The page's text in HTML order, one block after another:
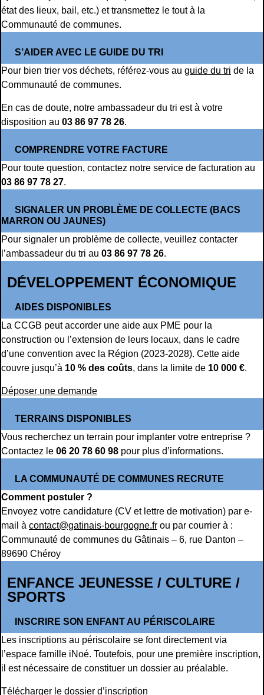
état des lieux, bail, etc.) et transmettez le tout à la
Communauté de communes.
S’AIDER AVEC LE GUIDE DU TRI
Pour bien trier vos déchets, référez-vous au guide du tri de la
Communauté de communes.
En cas de doute, notre ambassadeur du tri est à votre
disposition au 03 86 97 78 26.
COMPRENDRE VOTRE FACTURE
Pour toute question, contactez notre service de facturation au
03 86 97 78 27.
SIGNALER UN PROBLÈME DE COLLECTE (BACS
MARRON OU JAUNES)
Pour signaler un problème de collecte, veuillez contacter
l’ambassadeur du tri au 03 86 97 78 26.
DÉVELOPPEMENT ÉCONOMIQUE
AIDES DISPONIBLES
La CCGB peut accorder une aide aux PME pour la
construction ou l’extension de leurs locaux, dans le cadre
d’une convention avec la Région (2023-2028). Cette aide
couvre jusqu’à 10 % des coûts, dans la limite de 10 000 €.
Déposer une demande
TERRAINS DISPONIBLES
Vous recherchez un terrain pour implanter votre entreprise ?
Contactez le 06 20 78 60 98 pour plus d’informations.
LA COMMUNAUTÉ DE COMMUNES RECRUTE
Comment postuler ?
Envoyez votre candidature (CV et lettre de motivation) par e-
mail à contact@gatinais-bourgogne.fr ou par courrier à :
Communauté de communes du Gâtinais – 6, rue Danton –
89690 Chéroy
ENFANCE JEUNESSE / CULTURE /
SPORTS
INSCRIRE SON ENFANT AU PÉRISCOLAIRE
Les inscriptions au périscolaire se font directement via
l’espace famille iNoé. Toutefois, pour une première inscription,
il est nécessaire de constituer un dossier au préalable.
Télécharger le dossier d’inscription